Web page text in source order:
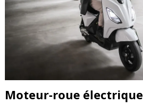
Moteur-roue électrique